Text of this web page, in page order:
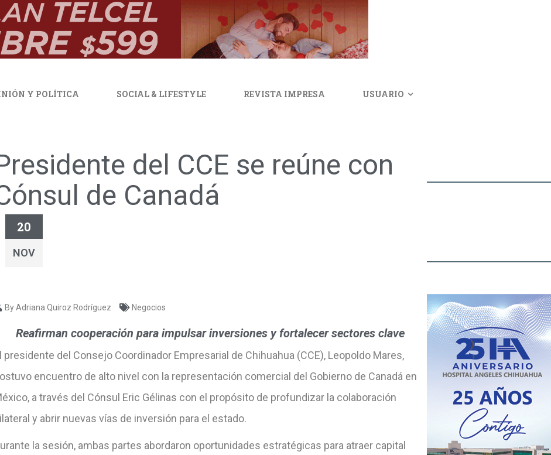
Y POLÍTICA SOCIAL & LIFESTYLE REVISTA IMPRESA USUARIO
del CCE se reúne con
de Canadá
20
NOV
By Adriana Quiroz Rodríguez Negocios
Reafirman cooperación para impulsar inversiones y fortalecer sectores clave
presidente del Consejo Coordinador Empresarial de Chihuahua (CCE), Leopoldo Mares,
encuentro de alto nivel con la representación comercial del Gobierno de Canadá en
a través del Cónsul Eric Gélinas con el propósito de profundizar la colaboración
y abrir nuevas vías de inversión para el estado.
la sesión, ambas partes abordaron oportunidades estratégicas para atraer capital